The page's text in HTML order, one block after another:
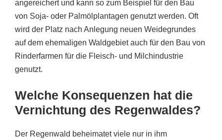
angereichert und kann so zum Beispiel für den Bau
von Soja- oder Palmölplantagen genutzt werden. Oft
wird der Platz nach Anlegung neuen Weidegrundes
auf dem ehemaligen Waldgebiet auch für den Bau von
Rinderfarmen für die Fleisch- und Milchindustrie
genutzt.
Welche Konsequenzen hat die
Vernichtung des Regenwaldes?
Der Regenwald beheimatet viele nur in ihm